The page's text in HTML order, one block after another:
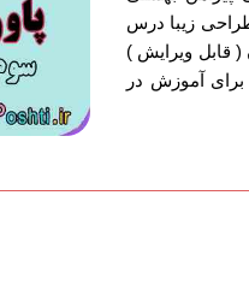
زیبا درس
قابل ویرایش )
آموزش در